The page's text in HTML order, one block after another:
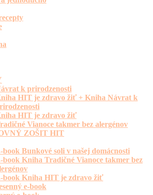
k prirodzenosti
HIT je zdravo žiť + Kniha Návrat k
HIT je zdravo žiť
Vianoce takmer bez alergénov
ZOŠIT HIT
book Bunkové soli v našej domácnosti
book Kniha Tradičné Vianoce takmer bez
book Kniha HIT je zdravo žiť
e-book